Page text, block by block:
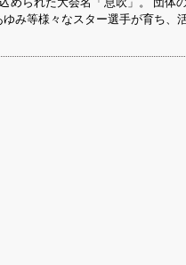
み等様々なスター選手が育ち